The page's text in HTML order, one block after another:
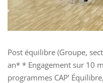
Post équilibre (Groupe,
an* * Engagement sur 10
programmes CAP’